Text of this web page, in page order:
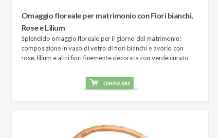
Omaggio floreale per matrimonio con Fiori bianchi,
Rose e Lilium
Splendido omaggio floreale per il giorno del matrimonio:
composizione in vaso di vetro di fiori bianchi e avorio con
rose, lilium e altri fiori finemente decorata con verde curato